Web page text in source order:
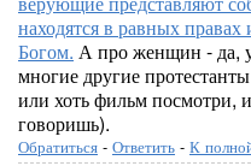
находятся в равных
Богом. А про женщин - да,
многие другие
или хоть фильм посмотри,
говоришь).
Обратиться - Ответить - К